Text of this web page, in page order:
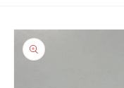
directamente
a la
información
del producto